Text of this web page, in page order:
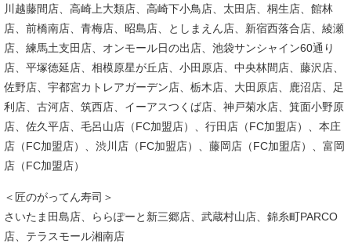
川越藤間店、高崎上大類店、高崎下小鳥店、太田店、桐生店、館林
店、前橋南店、青梅店、昭島店、としまえん店、新宿西落合店、綾瀬
店、練馬土支田店、オンモール日の出店、池袋サンシャイン60通り
店、平塚徳延店、相模原星が丘店、小田原店、中央林間店、藤沢店、
佐野店、宇都宮カトレアガーデン店、栃木店、大田原店、鹿沼店、足
利店、古河店、筑西店、イーアスつくば店、神戸菊水店、箕面小野原
店、佐久平店、毛呂山店（FC加盟店）、行田店（FC加盟店）、本庄
店（FC加盟店）、渋川店（FC加盟店）、藤岡店（FC加盟店）、富岡
店（FC加盟店）
＜匠のがってん寿司＞
さいたま田島店、ららぽーと新三郷店、武蔵村山店、錦糸町PARCO
店、テラスモール湘南店